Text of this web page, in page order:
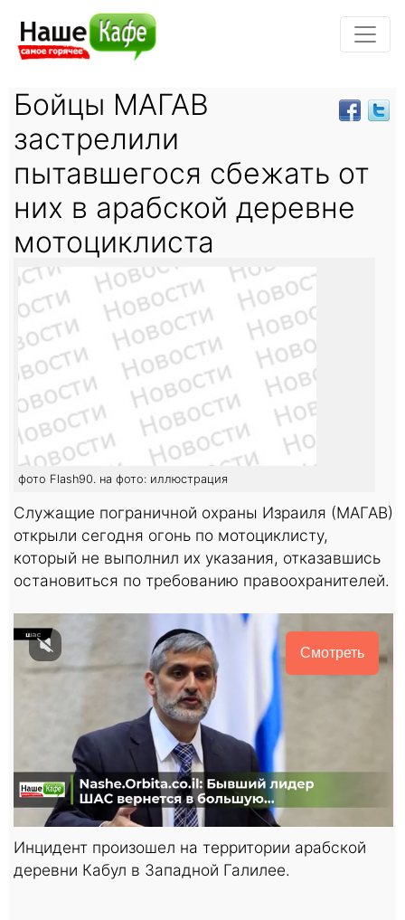
Бойцы МАГАВ
застрелили
пытавшегося сбежать от
них в арабской деревне
мотоциклиста
фото Flash90. на фото: иллюстрация
Служащие пограничной охраны Израиля (МАГАВ)
открыли сегодня огонь по мотоциклисту,
который не выполнил их указания, отказавшись
остановиться по требованию правоохранителей.
Смотреть
Инцидент произошел на территории арабской
деревни Кабул в Западной Галилее.